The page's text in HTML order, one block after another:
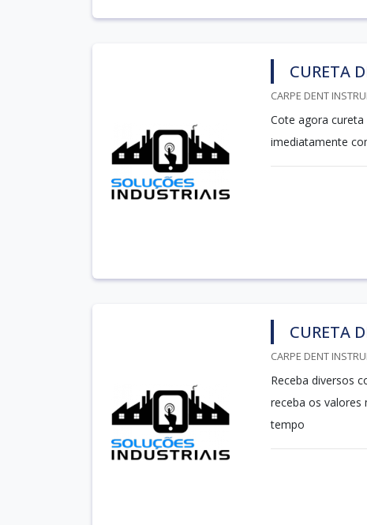
CURETA
CARPE DENT
Cote agora
imediatamente
CURETA
CARPE DENT
Receba diversos
receba os
tempo